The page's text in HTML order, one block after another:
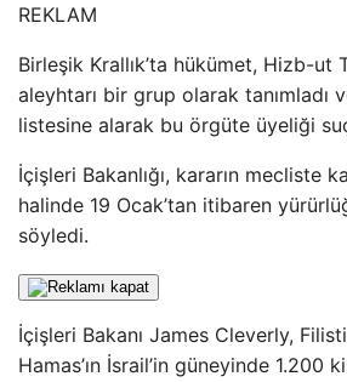
REKLAM
Birleşik Krallık’ta hükümet, Hizb-ut
aleyhtarı bir grup olarak tanımladı
listesine alarak bu örgüte üyeliği
İçişleri Bakanlığı, kararın mecliste
halinde 19 Ocak’tan itibaren
söyledi.
İçişleri Bakanı James Cleverly,
Hamas’ın İsrail’in güneyinde 1.200